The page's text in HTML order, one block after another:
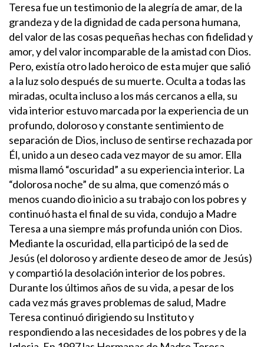
Teresa fue un testimonio de la alegría de amar, de la
grandeza y de la dignidad de cada persona humana,
del valor de las cosas pequeñas hechas con fidelidad y
amor, y del valor incomparable de la amistad con Dios.
Pero, existía otro lado heroico de esta mujer que salió
a la luz solo después de su muerte. Oculta a todas las
miradas, oculta incluso a los más cercanos a ella, su
vida interior estuvo marcada por la experiencia de un
profundo, doloroso y constante sentimiento de
separación de Dios, incluso de sentirse rechazada por
Él, unido a un deseo cada vez mayor de su amor. Ella
misma llamó “oscuridad” a su experiencia interior. La
“dolorosa noche” de su alma, que comenzó más o
menos cuando dio inicio a su trabajo con los pobres y
continuó hasta el final de su vida, condujo a Madre
Teresa a una siempre más profunda unión con Dios.
Mediante la oscuridad, ella participó de la sed de
Jesús (el doloroso y ardiente deseo de amor de Jesús)
y compartió la desolación interior de los pobres.
Durante los últimos años de su vida, a pesar de los
cada vez más graves problemas de salud, Madre
Teresa continuó dirigiendo su Instituto y
respondiendo a las necesidades de los pobres y de la